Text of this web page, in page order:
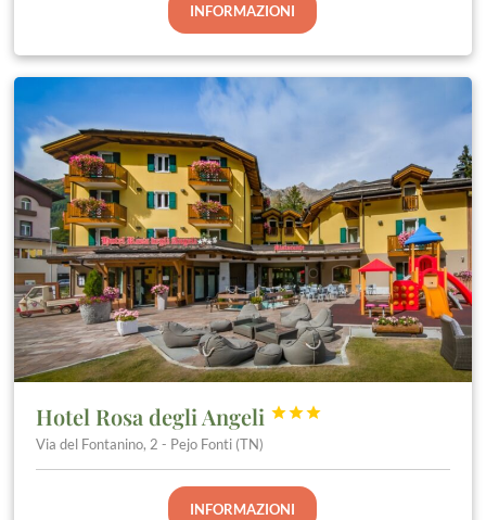
INFORMAZIONI
Hotel Rosa degli Angeli 


Via del Fontanino, 2 - Pejo Fonti (TN)
INFORMAZIONI